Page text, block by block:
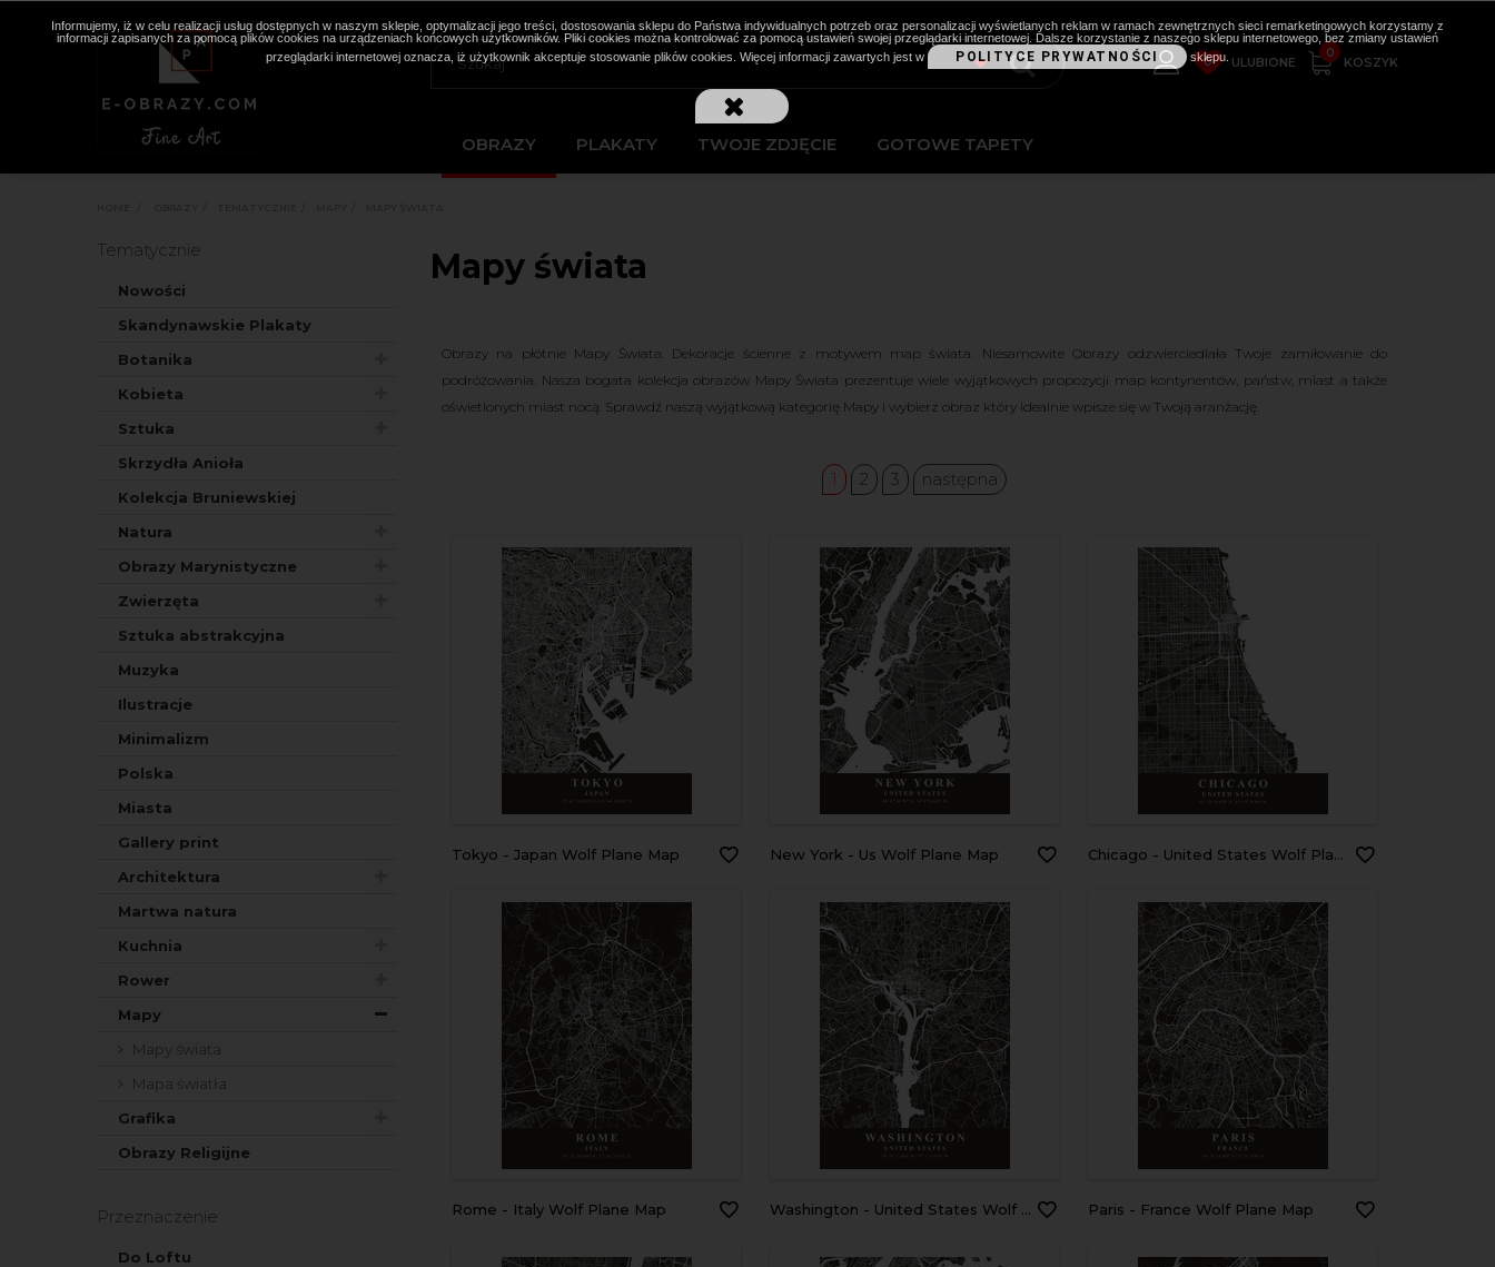
0 ULUBIONE
0
KOSZYK
OBRAZY PLAKATY TWOJE ZDJĘCIE GOTOWE TAPETY
Tematycznie
Nowości
Skandynawskie Plakaty
Botanika
Kobieta
Sztuka
Skrzydła Anioła
Kolekcja Bruniewskiej
Natura
Obrazy Marynistyczne
Zwierzęta
Sztuka abstrakcyjna
Muzyka
Ilustracje
Minimalizm
Polska
Miasta
Gallery print
Architektura
Martwa natura
Kuchnia
Rower
Mapy
Mapy świata
Mapa światła
Grafika
Obrazy Religijne
Przeznaczenie
Do Loftu
Mapy świata
Obrazy na płótnie Mapy Świata. Dekoracje ścienne z motywem map świata. Niesamowite Obrazy odzwierciedlała Twoje zamiłowanie do
podróżowania. Nasza bogata kolekcja obrazów Mapy Świata prezentuje wiele wyjątkowych propozycji map kontynentów, państw, miast a także
oświetlonych miast nocą. Sprawdź naszą wyjątkową kategorię Mapy i wybierz obraz który idealnie wpisze się w Twoją aranżację.
1 2 3 następna
Tokyo - Japan Wolf Plane Map New York - Us Wolf Plane Map Chicago - United States Wolf Plane Map
Rome - Italy Wolf Plane Map Washington - United States Wolf Plane Map Paris - France Wolf Plane Map
Informujemy, iż w celu realizacji usług dostępnych w naszym sklepie, optymalizacji jego treści, dostosowania sklepu do Państwa indywidualnych potrzeb oraz personalizacji wyświetlanych reklam w ramach zewnętrznych sieci remarketingowych korzystamy z
informacji zapisanych za pomocą plików cookies na urządzeniach końcowych użytkowników. Pliki cookies można kontrolować za pomocą ustawień swojej przeglądarki internetowej. Dalsze korzystanie z naszego sklepu internetowego, bez zmiany ustawień
przeglądarki internetowej oznacza, iż użytkownik akceptuje stosowanie plików cookies. Więcej informacji zawartych jest w
POLITYCE PRYWATNOŚCI sklepu.